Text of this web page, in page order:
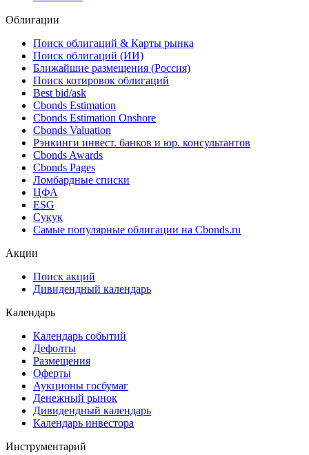
Облигации
Поиск облигаций & Карты рынка
Поиск облигаций (ИИ)
Ближайшие размещения (Россия)
Поиск котировок облигаций
Best bid/ask
Cbonds Estimation
Cbonds Estimation Onshore
Cbonds Valuation
Рэнкинги инвест. банков и юр. консультантов
Cbonds Awards
Cbonds Pages
Ломбардные списки
ЦФА
ESG
Сукук
Самые популярные облигации на Cbonds.ru
Акции
Поиск акций
Дивидендный календарь
Календарь
Календарь событий
Дефолты
Размещения
Оферты
Аукционы госбумаг
Денежный рынок
Дивидендный календарь
Календарь инвестора
Инструментарий